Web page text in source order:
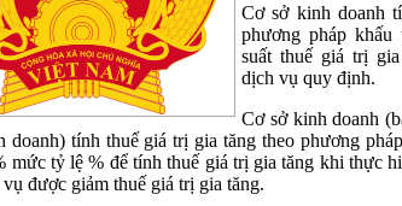
Cơ sở kinh doanh
phương pháp
suất thuế giá trị
dịch vụ quy định.
Cơ sở kinh doanh
doanh) tính thuế giá trị gia tăng theo phương
mức tỷ lệ % để tính thuế giá trị gia tăng khi thực
được giảm thuế giá trị gia tăng.